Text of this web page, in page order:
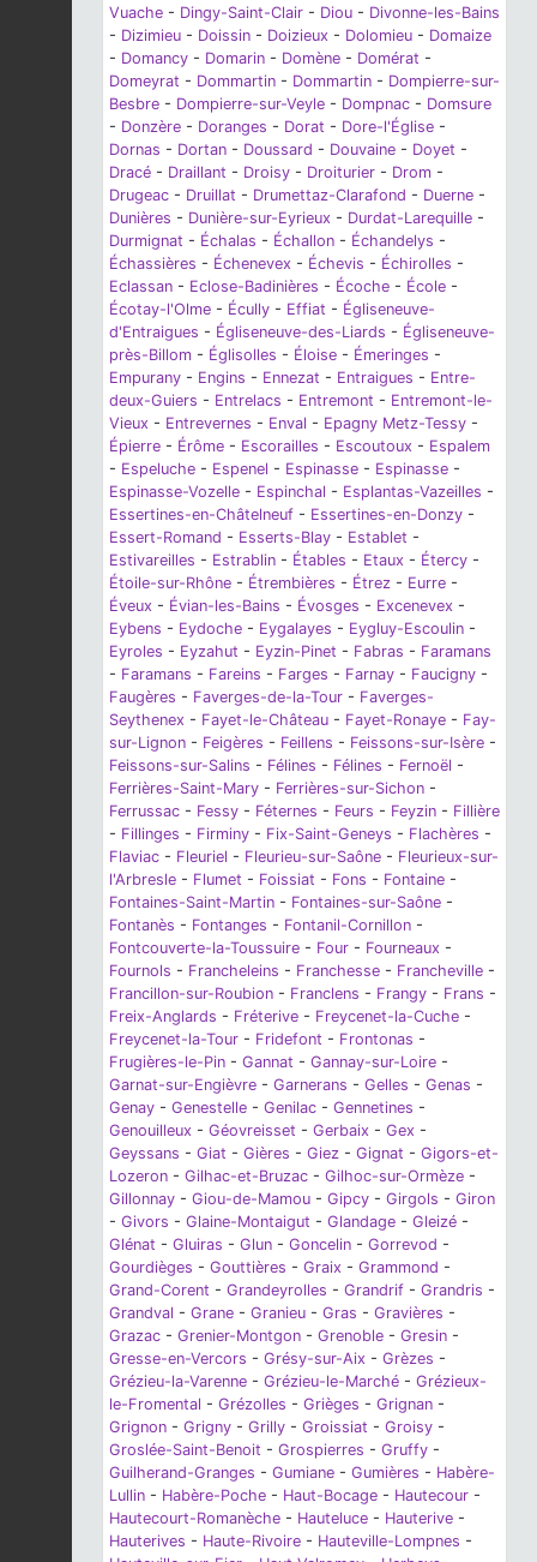
Vuache - Dingy-Saint-Clair - Diou - Divonne-les-Bains
- Dizimieu - Doissin - Doizieux - Dolomieu - Domaize
- Domancy - Domarin - Domène - Domérat -
Domeyrat - Dommartin - Dommartin - Dompierre-sur-
Besbre - Dompierre-sur-Veyle - Dompnac - Domsure
- Donzère - Doranges - Dorat - Dore-l'Église -
Dornas - Dortan - Doussard - Douvaine - Doyet -
Dracé - Draillant - Droisy - Droiturier - Drom -
Drugeac - Druillat - Drumettaz-Clarafond - Duerne -
Dunières - Dunière-sur-Eyrieux - Durdat-Larequille -
Durmignat - Échalas - Échallon - Échandelys -
Échassières - Échenevex - Échevis - Échirolles -
Eclassan - Eclose-Badinières - Écoche - École -
Écotay-l'Olme - Écully - Effiat - Égliseneuve-
d'Entraigues - Égliseneuve-des-Liards - Égliseneuve-
près-Billom - Églisolles - Éloise - Émeringes -
Empurany - Engins - Ennezat - Entraigues - Entre-
deux-Guiers - Entrelacs - Entremont - Entremont-le-
Vieux - Entrevernes - Enval - Epagny Metz-Tessy -
Épierre - Érôme - Escorailles - Escoutoux - Espalem
- Espeluche - Espenel - Espinasse - Espinasse -
Espinasse-Vozelle - Espinchal - Esplantas-Vazeilles -
Essertines-en-Châtelneuf - Essertines-en-Donzy -
Essert-Romand - Esserts-Blay - Establet -
Estivareilles - Estrablin - Étables - Etaux - Étercy -
Étoile-sur-Rhône - Étrembières - Étrez - Eurre -
Éveux - Évian-les-Bains - Évosges - Excenevex -
Eybens - Eydoche - Eygalayes - Eygluy-Escoulin -
Eyroles - Eyzahut - Eyzin-Pinet - Fabras - Faramans
- Faramans - Fareins - Farges - Farnay - Faucigny -
Faugères - Faverges-de-la-Tour - Faverges-
Seythenex - Fayet-le-Château - Fayet-Ronaye - Fay-
sur-Lignon - Feigères - Feillens - Feissons-sur-Isère -
Feissons-sur-Salins - Félines - Félines - Fernoël -
Ferrières-Saint-Mary - Ferrières-sur-Sichon -
Ferrussac - Fessy - Féternes - Feurs - Feyzin - Fillière
- Fillinges - Firminy - Fix-Saint-Geneys - Flachères -
Flaviac - Fleuriel - Fleurieu-sur-Saône - Fleurieux-sur-
l'Arbresle - Flumet - Foissiat - Fons - Fontaine -
Fontaines-Saint-Martin - Fontaines-sur-Saône -
Fontanès - Fontanges - Fontanil-Cornillon -
Fontcouverte-la-Toussuire - Four - Fourneaux -
Fournols - Francheleins - Franchesse - Francheville -
Francillon-sur-Roubion - Franclens - Frangy - Frans -
Freix-Anglards - Fréterive - Freycenet-la-Cuche -
Freycenet-la-Tour - Fridefont - Frontonas -
Frugières-le-Pin - Gannat - Gannay-sur-Loire -
Garnat-sur-Engièvre - Garnerans - Gelles - Genas -
Genay - Genestelle - Genilac - Gennetines -
Genouilleux - Géovreisset - Gerbaix - Gex -
Geyssans - Giat - Gières - Giez - Gignat - Gigors-et-
Lozeron - Gilhac-et-Bruzac - Gilhoc-sur-Ormèze -
Gillonnay - Giou-de-Mamou - Gipcy - Girgols - Giron
- Givors - Glaine-Montaigut - Glandage - Gleizé -
Glénat - Gluiras - Glun - Goncelin - Gorrevod -
Gourdièges - Gouttières - Graix - Grammond -
Grand-Corent - Grandeyrolles - Grandrif - Grandris -
Grandval - Grane - Granieu - Gras - Gravières -
Grazac - Grenier-Montgon - Grenoble - Gresin -
Gresse-en-Vercors - Grésy-sur-Aix - Grèzes -
Grézieu-la-Varenne - Grézieu-le-Marché - Grézieux-
le-Fromental - Grézolles - Grièges - Grignan -
Grignon - Grigny - Grilly - Groissiat - Groisy -
Groslée-Saint-Benoit - Grospierres - Gruffy -
Guilherand-Granges - Gumiane - Gumières - Habère-
Lullin - Habère-Poche - Haut-Bocage - Hautecour -
Hautecourt-Romanèche - Hauteluce - Hauterive -
Hauterives - Haute-Rivoire - Hauteville-Lompnes -